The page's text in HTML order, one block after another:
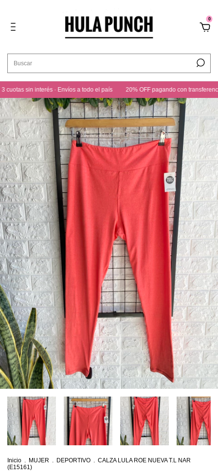
0
sin interés · Envíos a todo el país 20% OFF pagando con transferencia
Inicio . MUJER . DEPORTIVO . CALZA LULA ROE NUEVA T.L NAR
(E15161)